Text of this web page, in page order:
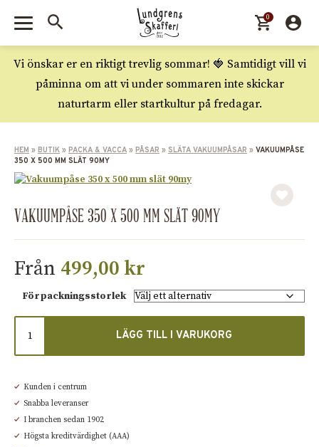
0
Vi önskar er en riktigt trevlig sommar! 🍓 Samtidigt vill vi
påminna om att vi under sommaren inte skickar
naturtarm eller startkultur på fredagar.
HEM » BUTIK » PACKA & VACCA » PÅSAR » SLÄTA VAKUUMPÅSAR » VAKUUMPÅSE
350 X 500 MM SLÄT 90MY
VAKUUMPÅSE 350 X 500 MM SLÄT 90MY
Från 499,00 kr
Förpackningsstorlek
LÄGG TILL I VARUKORG
Kunden i centrum
Snabba leveranser
I branchen sedan 1902
Högsta kreditvärdighet (AAA)